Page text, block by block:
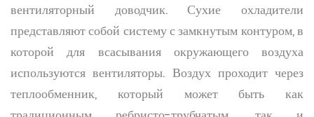
вентиляторный доводчик. Сухие охладители
представляют собой систему с замкнутым контуром, в
которой для всасывания окружающего воздуха
используются вентиляторы. Воздух проходит через
теплообменник, который может быть как